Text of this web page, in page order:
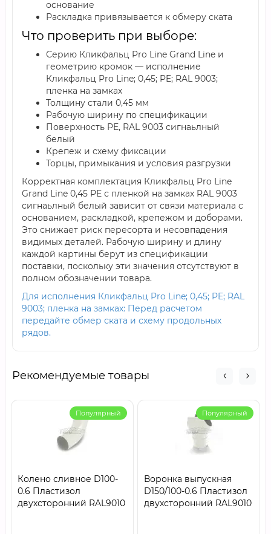
основание
Раскладка привязывается к обмеру ската
Что проверить при выборе:
Серию Кликфальц Pro Line Grand Line и
геометрию кромок — исполнение
Кликфальц Pro Line; 0,45; PE; RAL 9003;
пленка на замках
Толщину стали 0,45 мм
Рабочую ширину по спецификации
Поверхность PE, RAL 9003 сигнаьлный
белый
Крепеж и схему фиксации
Торцы, примыкания и условия разгрузки
Корректная комплектация Кликфальц Pro Line
Grand Line 0,45 PE с пленкой на замках RAL 9003
сигнаьлный белый зависит от связи материала с
основанием, раскладкой, крепежом и доборами.
Это снижает риск пересорта и несовпадения
видимых деталей. Рабочую ширину и длину
каждой картины берут из спецификации
поставки, поскольку эти значения отсутствуют в
полном обозначении товара.
Для исполнения Кликфальц Pro Line; 0,45; PE; RAL
9003; пленка на замках: Перед расчетом
передайте обмер ската и схему продольных
рядов.
Рекомендуемые товары
Популярный
Колено сливное D100-
0.6 Пластизол
двухсторонний RAL9010
Популярный
Воронка выпускная
D150/100-0.6 Пластизол
двухсторонний RAL9010